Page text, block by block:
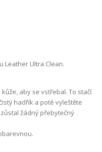
Leather Ultra Clean.
aby se vstřebal. To stačí
hadřík a poté vyleštěte
žádný přebytečný